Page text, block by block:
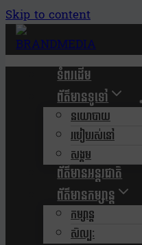
Skip to content
ទំពរដើម
ព័ត៌មានទូទៅ
នយោបាយ
របៀបរស់នៅ
សង្គម
ព័ត៌មានអន្តរជាតិ
ព័ត៌មានកម្សាន្ត
កម្សាន្ត
សិល្បៈ